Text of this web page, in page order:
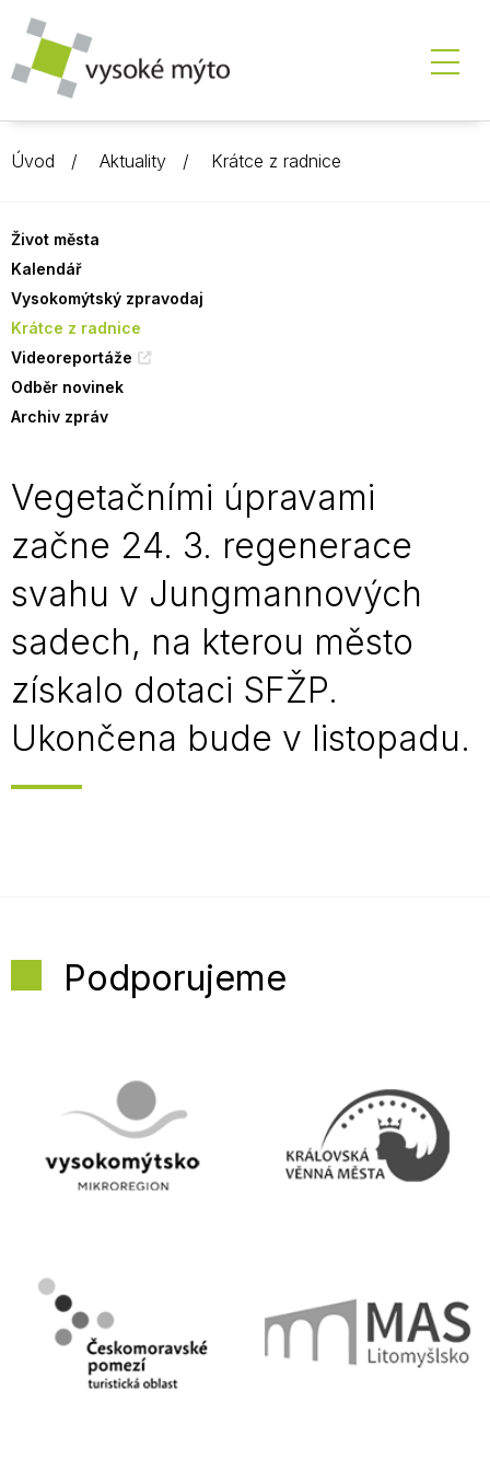
Úvod Aktuality Krátce z radnice
Život města
Kalendář
Vysokomýtský zpravodaj
Krátce z radnice
Videoreportáže
Odběr novinek
Archiv zpráv
Vegetačními úpravami
začne 24. 3. regenerace
svahu v Jungmannových
sadech, na kterou město
získalo dotaci SFŽP.
Ukončena bude v listopadu.
Podporujeme